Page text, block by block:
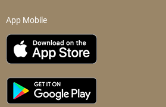
App Mobile